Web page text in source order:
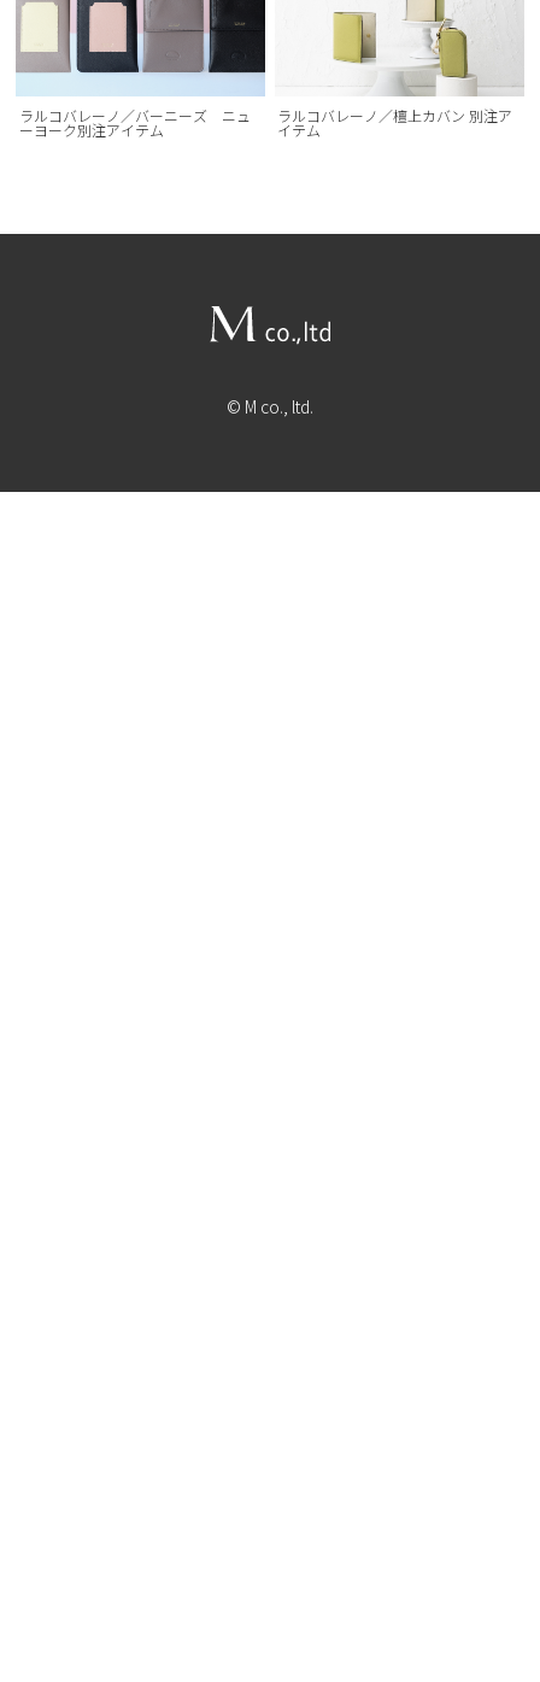
ラルコバレーノ／バーニーズ ニュ
ーヨーク別注アイテム
ラルコバレーノ／檀上カバン 別注ア
イテム
© M co., ltd.